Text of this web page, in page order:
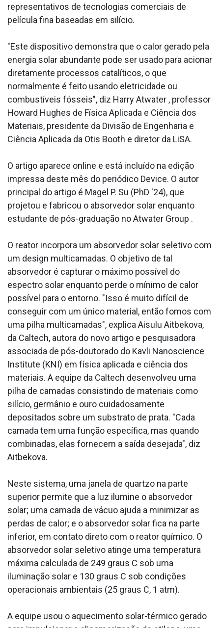
representativos de tecnologias comerciais de
película fina baseadas em silício.
"Este dispositivo demonstra que o calor gerado pela
energia solar abundante pode ser usado para acionar
diretamente processos catalíticos, o que
normalmente é feito usando eletricidade ou
combustíveis fósseis", diz Harry Atwater , professor
Howard Hughes de Física Aplicada e Ciência dos
Materiais, presidente da Divisão de Engenharia e
Ciência Aplicada da Otis Booth e diretor da LiSA.
O artigo aparece online e está incluído na edição
impressa deste mês do periódico Device. O autor
principal do artigo é Magel P. Su (PhD '24), que
projetou e fabricou o absorvedor solar enquanto
estudante de pós-graduação no Atwater Group .
O reator incorpora um absorvedor solar seletivo com
um design multicamadas. O objetivo de tal
absorvedor é capturar o máximo possível do
espectro solar enquanto perde o mínimo de calor
possível para o entorno. "Isso é muito difícil de
conseguir com um único material, então fomos com
uma pilha multicamadas", explica Aisulu Aitbekova,
da Caltech, autora do novo artigo e pesquisadora
associada de pós-doutorado do Kavli Nanoscience
Institute (KNI) em física aplicada e ciência dos
materiais. A equipe da Caltech desenvolveu uma
pilha de camadas consistindo de materiais como
silício, germânio e ouro cuidadosamente
depositados sobre um substrato de prata. "Cada
camada tem uma função específica, mas quando
combinadas, elas fornecem a saída desejada", diz
Aitbekova.
Neste sistema, uma janela de quartzo na parte
superior permite que a luz ilumine o absorvedor
solar; uma camada de vácuo ajuda a minimizar as
perdas de calor; e o absorvedor solar fica na parte
inferior, em contato direto com o reator químico. O
absorvedor solar seletivo atinge uma temperatura
máxima calculada de 249 graus C sob uma
iluminação solar e 130 graus C sob condições
operacionais ambientais (25 graus C, 1 atm).
A equipe usou o aquecimento solar-térmico gerado